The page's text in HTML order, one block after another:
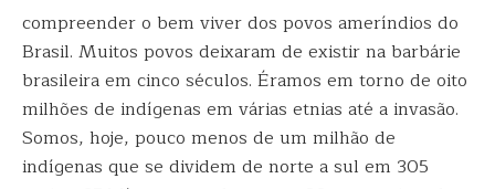
compreender o bem viver dos povos ameríndios do
Brasil. Muitos povos deixaram de existir na barbárie
brasileira em cinco séculos. Éramos em torno de oito
milhões de indígenas em várias etnias até a invasão.
Somos, hoje, pouco menos de um milhão de
indígenas que se dividem de norte a sul em 305